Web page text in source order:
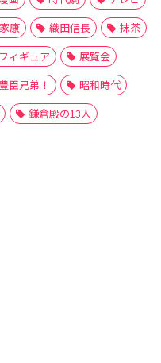
康 織田信長
抹茶
フィギュア
展覧会
豊臣兄弟！
昭和時代
鎌倉殿の13人